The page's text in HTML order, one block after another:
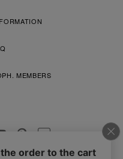
MEMBERS